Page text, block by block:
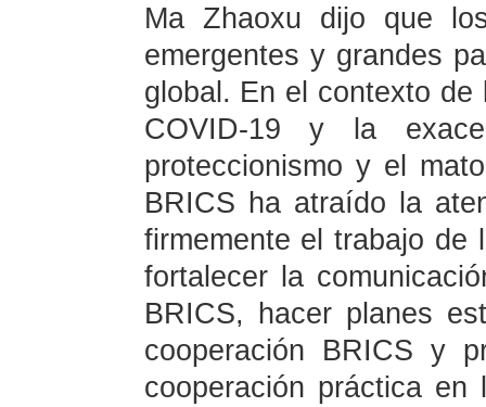
Ma Zhaoxu dijo que
emergentes y grandes
global. En el contexto
COVID-19 y la
proteccionismo y el
BRICS ha atraído la
firmemente el trabajo de
fortalecer la
BRICS, hacer planes
cooperación BRICS y
cooperación práctica